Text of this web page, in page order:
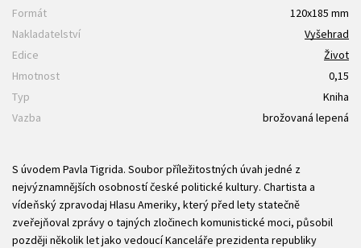
Formát
120x185 mm
Nakladatelství
Vyšehrad
Edice
Život
Hmotnost
0,15
Typ
Kniha
Vazba
brožovaná lepená
S úvodem Pavla Tigrida. Soubor příležitostných úvah jedné z
nejvýznamnějších osobností české politické kultury. Chartista a
vídeňský zpravodaj Hlasu Ameriky, který před lety statečně
zveřejňoval zprávy o tajných zločinech komunistické moci, působil
později několik let jako vedoucí Kanceláře prezidenta republiky